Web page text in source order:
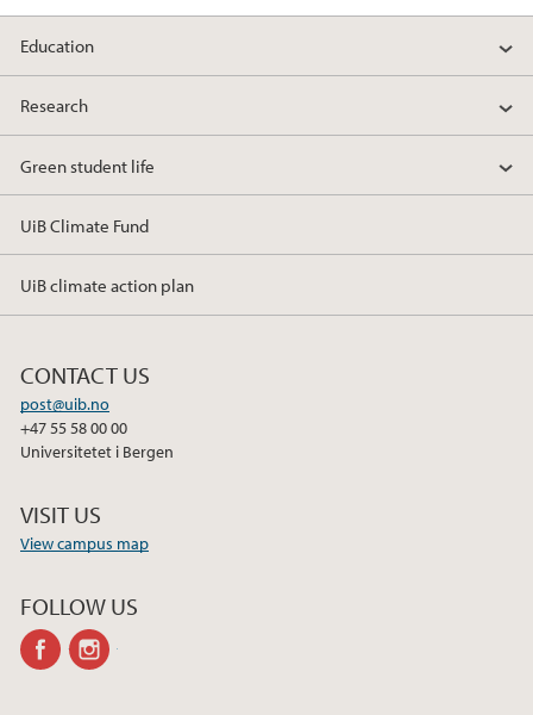
r
I
o
Education
Research
Green student life
UiB Climate Fund
UiB climate action plan
CONTACT US
post@uib.no
+47 55 58 00 00
Universitetet i Bergen
VISIT US
View campus map
FOLLOW US
facebook